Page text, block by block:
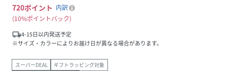
720ポイント 内訳
10%ポイントバック
local_shipping4-15日以内発送予定
※サイズ・カラーによりお届け日が異なる場合があります。
スーパーDEAL
ギフトラッピング対象